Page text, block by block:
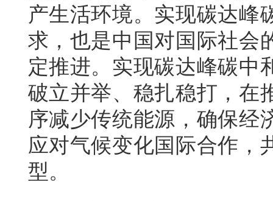
产生活环境。实现碳达峰
求，也是中国对国际社会
定推进。实现碳达峰碳中
破立并举、稳扎稳打，在
序减少传统能源，确保经
应对气候变化国际合作，
型。